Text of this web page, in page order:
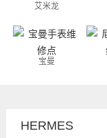
艾米龙
宝曼
HERMES